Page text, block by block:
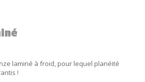
laminé à froid, pour lequel planéité
!